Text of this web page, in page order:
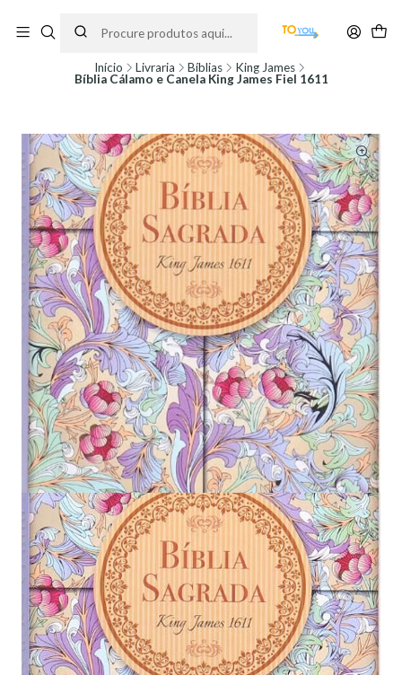
partir do dia 11 de Agosto, às 10H.
Início Livraria Bíblias
King James
Bíblia Cálamo e Canela King James Fiel 1611